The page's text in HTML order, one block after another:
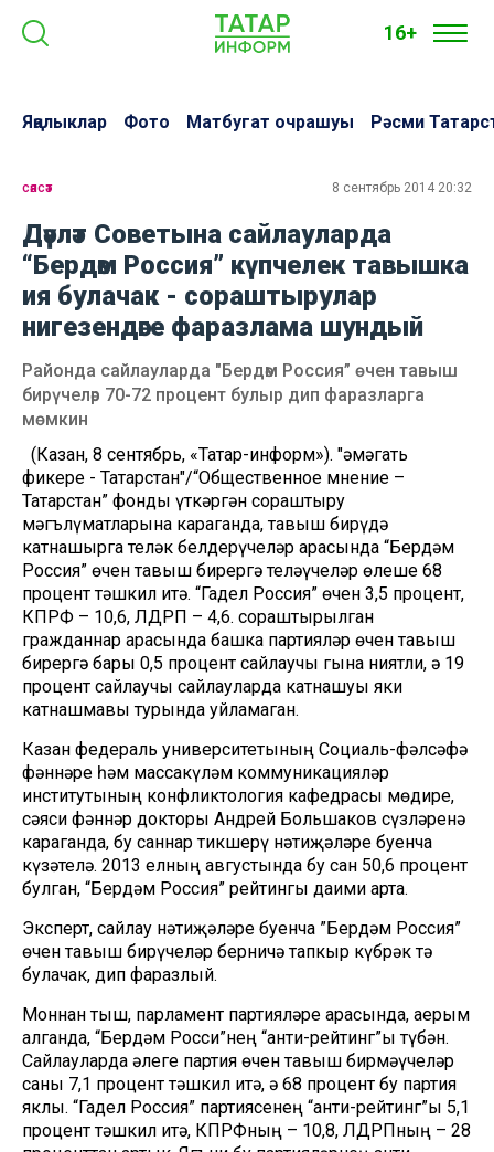
16+
Яңалыклар Фото Матбугат очрашуы Рәсми
сәясәт 8 сентябрь 2014 20:32
Дәүләт Советына сайлауларда
“Бердәм Россия” күпчелек тавышка
ия булачак - сораштырулар
нигезендәге фаразлама шундый
Районда сайлауларда "Бердәм Россия” өчен тавыш
бирүчеләр 70-72 процент булыр дип фаразларга
мөмкин
(Казан, 8 сентябрь, «Татар-информ»). "Җәмәгать
фикере - Татарстан"/“Общественное мнение –
Татарстан” фонды үткәргән сораштыру
мәгълүматларына караганда, тавыш бирүдә
катнашырга теләк белдерүчеләр арасында “Бердәм
Россия” өчен тавыш бирергә теләүчеләр өлеше 68
процент тәшкил итә. “Гадел Россия” өчен 3,5 процент,
КПРФ – 10,6, ЛДРП – 4,6. сораштырылган
гражданнар арасында башка партияләр өчен тавыш
бирергә бары 0,5 процент сайлаучы гына ниятли, ә 19
процент сайлаучы сайлауларда катнашуы яки
катнашмавы турында уйламаган.
Казан федераль университетының Социаль-фәлсәфә
фәннәре һәм массакүләм коммуникацияләр
институтының конфликтология кафедрасы мөдире,
сәяси фәннәр докторы Андрей Большаков сүзләренә
караганда, бу саннар тикшерү нәтиҗәләре буенча
күзәтелә. 2013 елның августында бу сан 50,6 процент
булган, “Бердәм Россия” рейтингы даими арта.
Эксперт, сайлау нәтиҗәләре буенча ”Бердәм Россия”
өчен тавыш бирүчеләр берничә тапкыр күбрәк тә
булачак, дип фаразлый.
Моннан тыш, парламент партияләре арасында, аерым
алганда, “Бердәм Росси”нең “анти-рейтинг”ы түбән.
Сайлауларда әлеге партия өчен тавыш бирмәүчеләр
саны 7,1 процент тәшкил итә, ә 68 процент бу партия
яклы. “Гадел Россия” партиясенең “анти-рейтинг”ы 5,1
процент тәшкил итә, КПРФның – 10,8, ЛДРПның – 28